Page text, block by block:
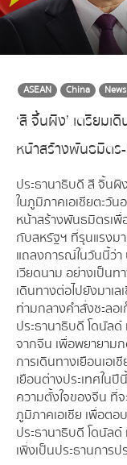
ASEAN China
‘สี จิ้นผิง’ เตรียมเ
หน้าสร้างพันธมิต
ประธานาธิบดี สี จิ้นผิ
ในภูมิภาคเอเชียตะวั
หน้าสร้างพันธมิตรเ
กับสหรัฐฯ ที่รุนแรงม
แถลงการณ์ในวันนี้ว่า
เวียดนาม อย่างเป็นท
เดินทางต่อไปยังมาเ
ท่ามกลางคำสั่งชะลอ
ประธานาธิบดี โดนัล
จากจีน เพื่อพยายาม
การเดินทางเยือนเอ
เยือนต่างประเทศใน
ความตั้งใจของจีน ที่
ภูมิภาคเอเชีย เพื่อต
ประธานาธิบดี โดนัล
เพิ่งเป็นประธานการ